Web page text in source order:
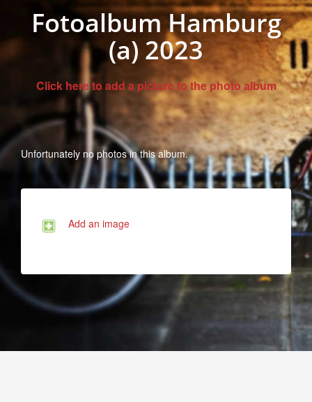
Fotoalbum Hamburg
(a) 2023
Click here to add a picture to the photo album
Unfortunately no photos in this album.
Add an image